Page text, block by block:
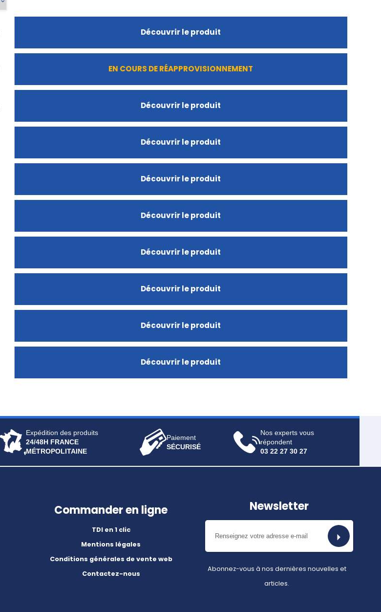
Découvrir le produit
EN COURS DE RÉAPPROVISIONNEMENT
Découvrir le produit
Découvrir le produit
Découvrir le produit
Découvrir le produit
Découvrir le produit
Découvrir le produit
Découvrir le produit
Découvrir le produit
Expédition des produits
24/48H FRANCE
MÉTROPOLITAINE
Paiement
SÉCURISÉ
Nos experts vous
répondent
03 22 27 30 27
Commander en ligne
TDI en 1 clic
Mentions légales
Conditions générales de vente web
Contactez-nous
Newsletter
Abonnez-vous à nos dernières nouvelles et
articles.